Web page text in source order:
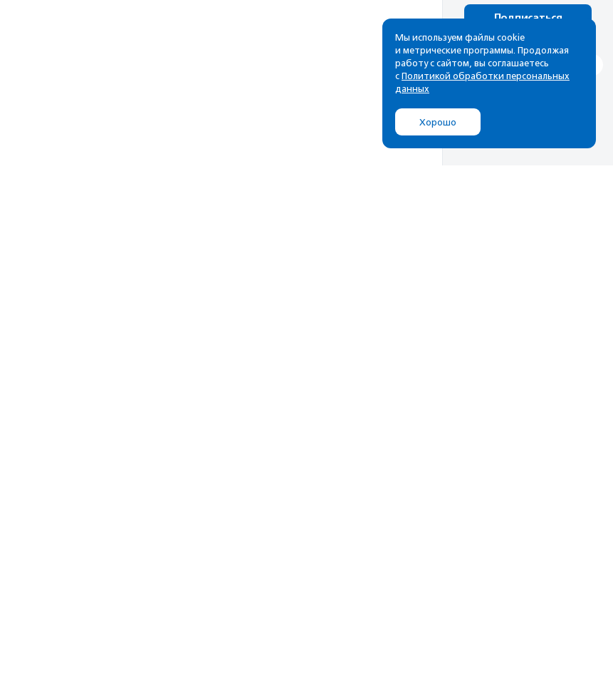
Подписаться
Мы используем файлы cookie
и метрические программы. Продолжая
работу с сайтом, вы соглашаетесь
с Политикой обработки персональных
данных
Хорошо